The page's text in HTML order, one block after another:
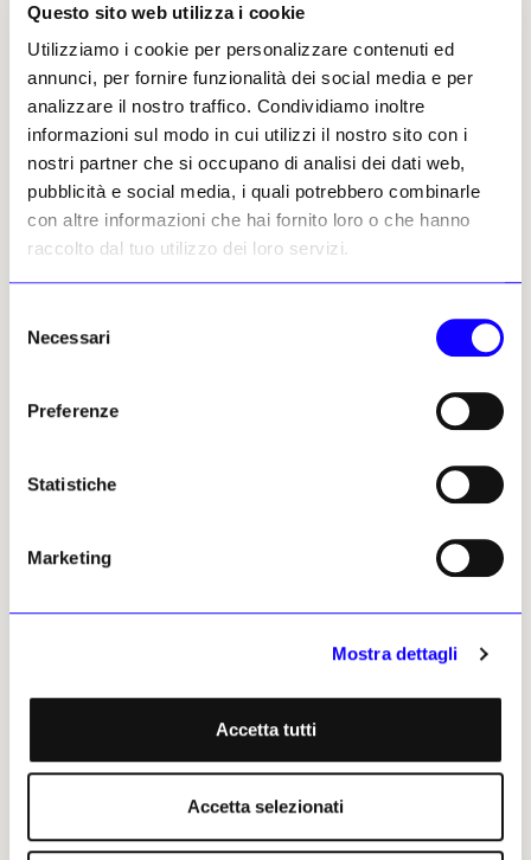
Questo sito web utilizza i cookie
Utilizziamo i cookie per personalizzare contenuti ed
annunci, per fornire funzionalità dei social media e per
analizzare il nostro traffico. Condividiamo inoltre
informazioni sul modo in cui utilizzi il nostro sito con i
nostri partner che si occupano di analisi dei dati web,
pubblicità e social media, i quali potrebbero combinarle
con altre informazioni che hai fornito loro o che hanno
raccolto dal tuo utilizzo dei loro servizi.
delNecessari
Preferenze
Statistiche
Marketing
Mostra dettagli
Accetta tutti
Accetta selezionati
Altri articoli dell'autore
paesaggi e comunità con
«SCENARI»
mostra dei vincitori della
una rassegna che intreccia
Il labirinto più grande del
Pier Carlo Bontempi e Davide
genio di Franco Maria Ricci
trasformandosi in un luogo
22 luglio 2026